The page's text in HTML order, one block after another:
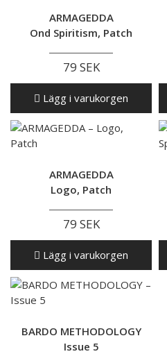
ARMAGEDDA
Ond Spiritism, Patch
79 SEK
Lägg i varukorgen
ARMAGEDDA
Logo, Patch
79 SEK
Lägg i varukorgen
BARDO METHODOLOGY
Issue 5